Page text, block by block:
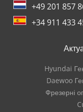
+49 201 857
+34 911 433
Hyundai
Daewoo
Фрезерні